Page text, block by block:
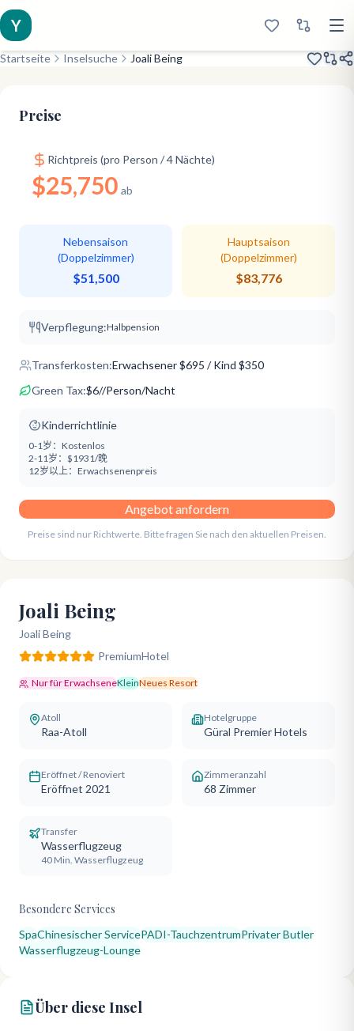
Y
Startseite Inselsuche Joali Being
Preise
Richtpreis (pro Person / 4 Nächte)
$25,750 ab
Nebensaison
(Doppelzimmer)
$51,500
Hauptsaison
(Doppelzimmer)
$83,776
Verpflegung:Halbpension
Transferkosten:Erwachsener$695 / Kind $350
Green Tax:$6//Person/Nacht
Kinderrichtlinie
0-1岁： Kostenlos
2-11岁： $1931/晚
12岁以上： Erwachsenenpreis
Angebot anfordern
Preise sind nur Richtwerte. Bitte fragen Sie nach den aktuellen Preisen.
Joali Being
Joali Being
PremiumHotel
Nur für ErwachseneKleinNeues Resort
Atoll
Raa-Atoll
Hotelgruppe
Güral Premier Hotels
Eröffnet / Renoviert
Eröffnet 2021
Zimmeranzahl
68 Zimmer
Transfer
Wasserflugzeug
40 Min. Wasserflugzeug
Besondere Services
SpaChinesischer ServicePADI-TauchzentrumPrivater Butler
Wasserflugzeug-Lounge
Über diese Insel